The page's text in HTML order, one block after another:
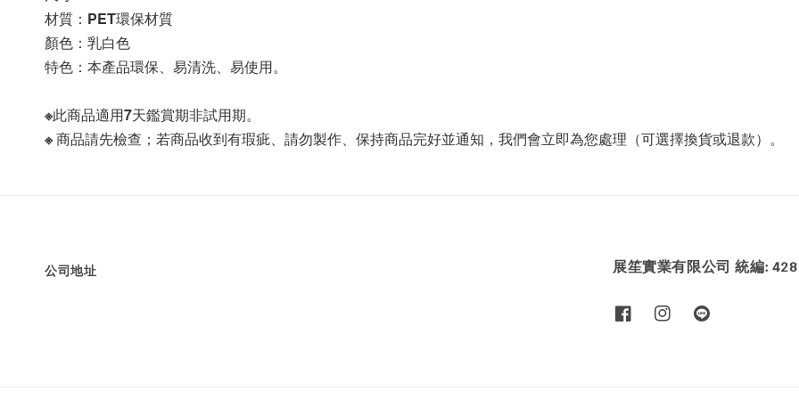
材質：PET環保材質
顏色：乳白色
特色：本產品環保、易清洗、易使用。
※此商品適用7天鑑賞期非試用期。
※ 商品請先檢查；若商品收到有瑕疵、請勿製作、保持商品完好並通知，我們會立即為您處理（可選擇換貨或退款）。
公司地址 展笙實業有限公司 統編: